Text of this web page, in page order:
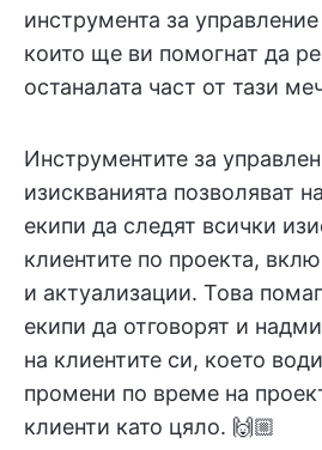
инструмента за
които ще ви помогнат да
останалата част от тази
Инструментите за
изискванията позволяват
екипи да следят всички
клиентите по проекта,
и актуализации. Това
екипи да отговорят и
на клиентите си, което
промени по време на
клиенти като цяло. 🙌🏼